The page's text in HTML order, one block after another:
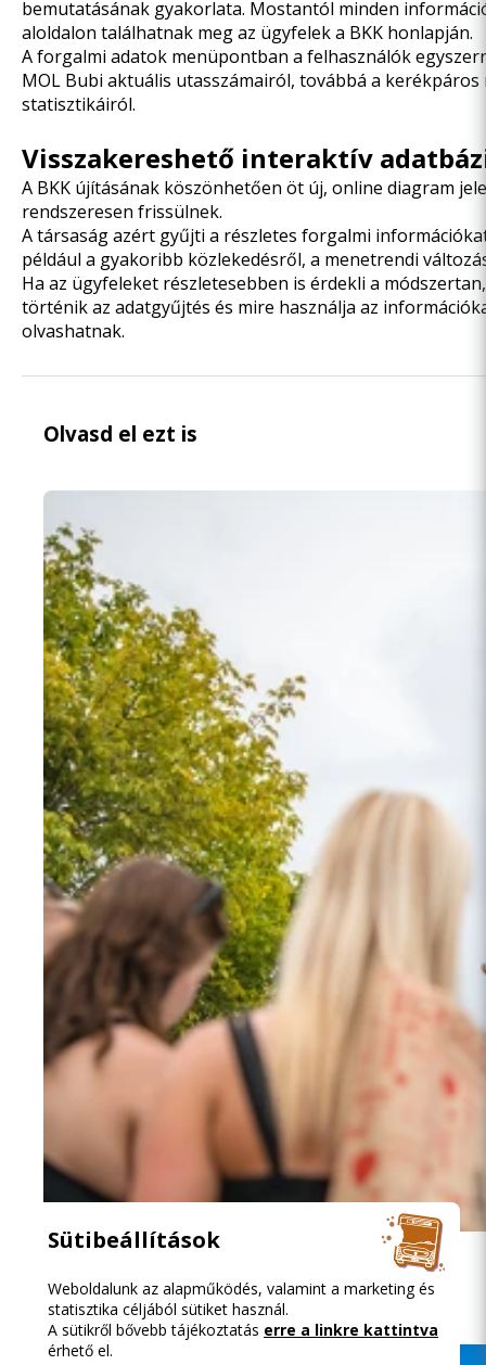
bemutatásának gyakorlata. Mostantól minden
aloldalon találhatnak meg az ügyfelek a BKK honlapján.
A forgalmi adatok menüpontban a felhasználók
MOL Bubi aktuális utasszámairól, továbbá a
statisztikáiról.
Visszakereshető interaktív
A BKK újításának köszönhetően öt új, online diagram
rendszeresen frissülnek.
A társaság azért gyűjti a részletes forgalmi
például a gyakoribb közlekedésről, a menetrendi
Ha az ügyfeleket részletesebben is érdekli a
történik az adatgyűjtés és mire használja az
olvashatnak.
Olvasd el ezt is
Sütibeállítások
Weboldalunk az alapműködés, valamint a marketing és
statisztika céljából sütiket használ.
A sütikről bővebb tájékoztatás erre a linkre kattintva
érhető el.